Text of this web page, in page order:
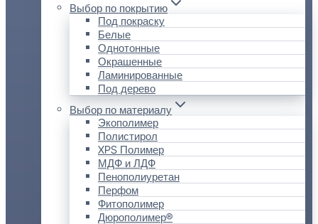
Выбор по покрытию
Под покраску
Белые
Однотонные
Окрашенные
Ламинированные
Под дерево
Выбор по материалу
Экополимер
Полистирол
XPS Полимер
МДФ и ЛДФ
Пенополиуретан
Перфом
Фитополимер
Дюрополимер®